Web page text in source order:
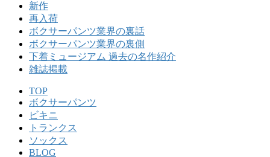
新作
再入荷
ボクサーパンツ業界の裏話
ボクサーパンツ業界の裏側
下着ミュージアム 過去の名作紹介
雑誌掲載
TOP
ボクサーパンツ
ビキニ
トランクス
ソックス
BLOG